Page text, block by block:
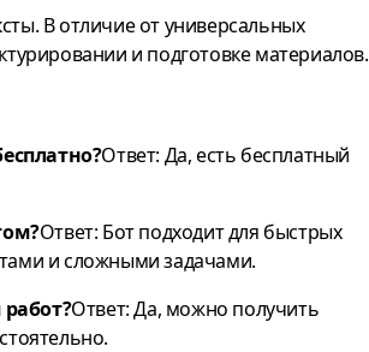
В отличие от универсальных
и подготовке материалов.
Ответ: Да, есть бесплатный
Ответ: Бот подходит для быстрых
и сложными задачами.
Ответ: Да, можно получить